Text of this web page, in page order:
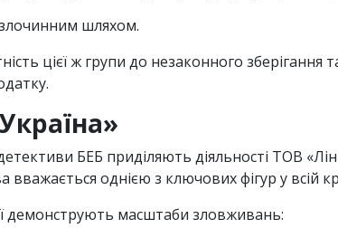
шляхом.
цієї ж групи до незаконного зберігання
БЕБ приділяють діяльності ТОВ
однією з ключових фігур у всій
демонструють масштаби зловживань: